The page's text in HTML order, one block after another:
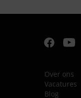
Over ons
Vacatures
Blog